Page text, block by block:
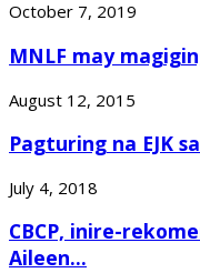
October 7, 2019
MNLF may
August 12, 2015
Pagturing na EJK
July 4, 2018
CBCP, inire-
Aileen...